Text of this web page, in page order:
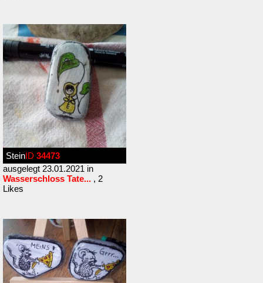
SteinID 34473
ausgelegt 23.01.2021 in
Wasserschloss Tate... , 2
Likes